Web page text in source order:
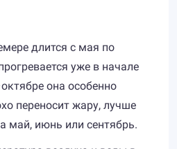
длится с мая по
уже в начале
она особенно
переносит жару, лучше
май, июнь или сентябрь.